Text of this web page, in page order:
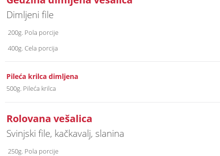
Dimljeni file
200g. Pola porcije
400g. Cela porcija
Pileća krilca dimljena
500g. Pileća krilca
Rolovana vešalica
Svinjski file, kačkavalj, slanina
250g. Pola porcije